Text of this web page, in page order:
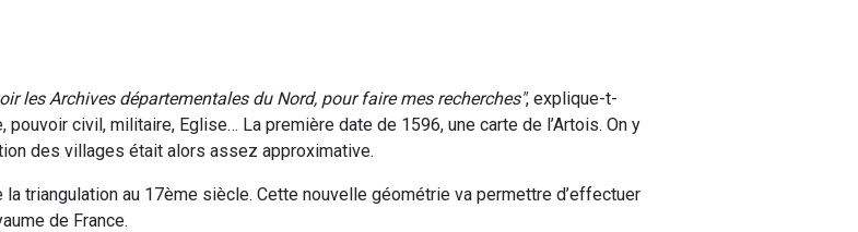
les Archives départementales du Nord, pour faire mes recherches , explique-t-
civil, militaire, Eglise… La première date de 1596, une carte de l’Artois. On y
des villages était alors assez approximative.
triangulation au 17ème siècle. Cette nouvelle géométrie va permettre d’effectuer
de France.